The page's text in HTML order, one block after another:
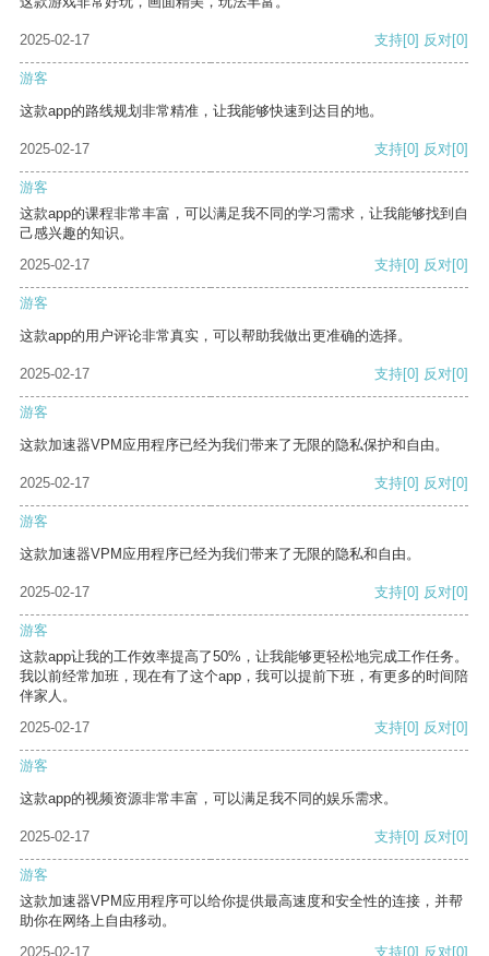
2025-02-17 支持[0] 反对[0]
游客
这款app的路线规划非常精准，让我能够快速到达目的地。
2025-02-17 支持[0] 反对[0]
游客
这款app的课程非常丰富，可以满足我不同的学习需求，让我能够找到自
己感兴趣的知识。
2025-02-17
支持[0] 反对[0]
游客
这款app的用户评论非常真实，可以帮助我做出更准确的选择。
2025-02-17 支持[0] 反对[0]
游客
这款加速器VPM应用程序已经为我们带来了无限的隐私保护和自由。
2025-02-17 支持[0] 反对[0]
游客
这款加速器VPM应用程序已经为我们带来了无限的隐私和自由。
2025-02-17 支持[0] 反对[0]
游客
这款app让我的工作效率提高了50%，让我能够更轻松地完成工作任务。
我以前经常加班，现在有了这个app，我可以提前下班，有更多的时间陪
伴家人。
2025-02-17
支持[0] 反对[0]
游客
这款app的视频资源非常丰富，可以满足我不同的娱乐需求。
2025-02-17 支持[0] 反对[0]
游客
这款加速器VPM应用程序可以给你提供最高速度和安全性的连接，并帮
助你在网络上自由移动。
2025-02-17
支持[0] 反对[0]